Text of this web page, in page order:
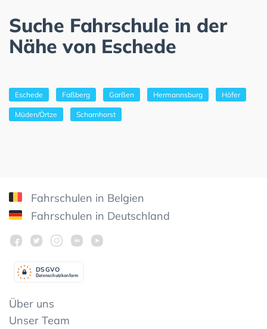
Suche Fahrschule in der
Nähe von Eschede
Eschede Faßberg Garßen Hermannsburg Höfer
Müden/Örtze Scharnhorst
Fahrschulen in Belgien
Fahrschulen in Deutschland
Datenschutzkonform
DSGVO
Über uns
Unser Team